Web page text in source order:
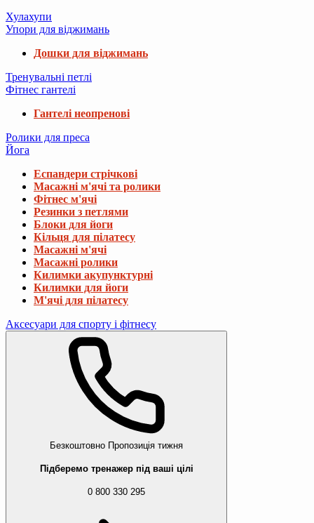
Хулахупи
Упори для віджимань
Дошки для віджимань
Тренувальні петлі
Фітнес гантелі
Гантелі неопренові
Ролики для преса
Йога
Еспандери стрічкові
Масажні м'ячі та ролики
Фітнес м'ячі
Резинки з петлями
Блоки для йоги
Кільця для пілатесу
Масажні м'ячі
Масажні ролики
Килимки акупунктурні
Килимки для йоги
М'ячі для пілатесу
Аксесуари для спорту і фітнесу
Безкоштовно Пропозиція тижня
Підберемо тренажер під ваші цілі
0 800 330 295